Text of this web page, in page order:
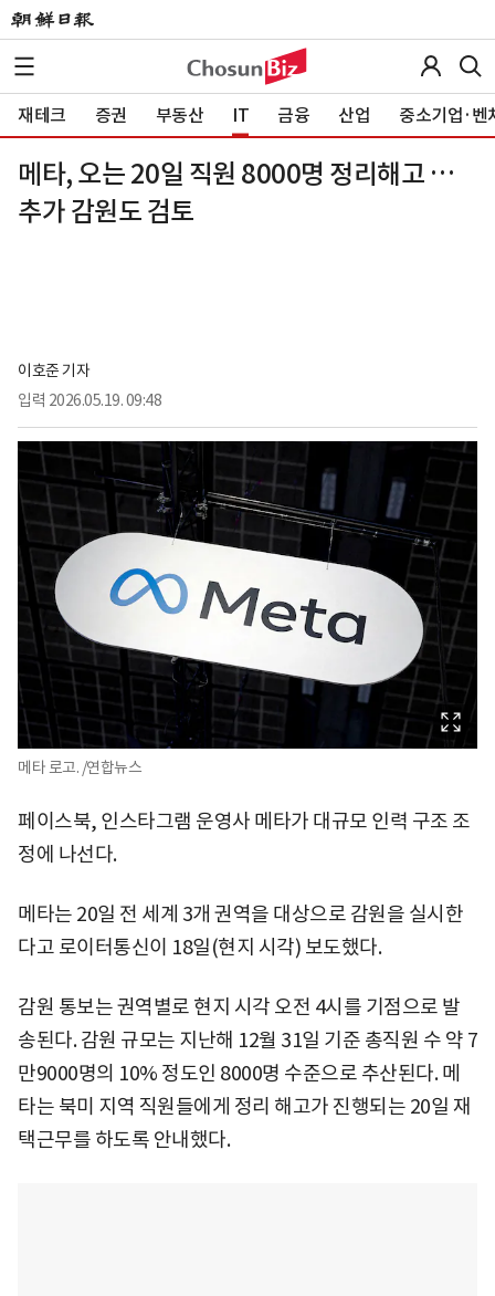
재테크 증권 부동산 IT 금융 산업 중소기업·벤
메타, 오는 20일 직원 8000명 정리해고 …
추가 감원도 검토
이호준 기자
입력 2026.05.19. 09:48
메타 로고. /연합뉴스
페이스북, 인스타그램 운영사 메타가 대규모 인력 구조 조
정에 나선다.
메타는 20일 전 세계 3개 권역을 대상으로 감원을 실시한
다고 로이터통신이 18일(현지 시각) 보도했다.
감원 통보는 권역별로 현지 시각 오전 4시를 기점으로 발
송된다. 감원 규모는 지난해 12월 31일 기준 총직원 수 약 7
만9000명의 10% 정도인 8000명 수준으로 추산된다. 메
타는 북미 지역 직원들에게 정리 해고가 진행되는 20일 재
택근무를 하도록 안내했다.